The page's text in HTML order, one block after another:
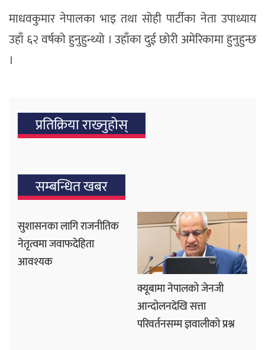
माधवकुमार नेपालका भाइ तथा सोही पार्टीका नेता उपाध्याय
उहाँ ६२ वर्षको हुनुहुन्थ्यो । उहाँका दुई छोरी अमेरिकामा हुनुहुन्छ
।
प्रतिक्रिया राख्‍नुहोस्
सम्बन्धित खबर
सुशासनका लागि राजनीतिक
नेतृत्वमा जवाफदेहिता
आवश्यक
क्यूबामा नेपालको जेनजी
आन्दोलनदेखि सत्ता
परिवर्तनसम्म ज्ञवालीको प्रश्न